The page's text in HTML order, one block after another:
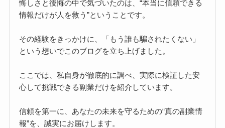
悔しさと後悔の中で気づいたのは、“本当に信頼できる
情報だけが人を救う”ということです。
その経験をきっかけに、「もう誰も騙されたくない」
という想いでこのブログを立ち上げました。
ここでは、私自身が徹底的に調べ、実際に検証した安
心して挑戦できる副業だけを紹介しています。
信頼を第一に、あなたの未来を守るための“真の副業情
報”を、誠実にお届けします。